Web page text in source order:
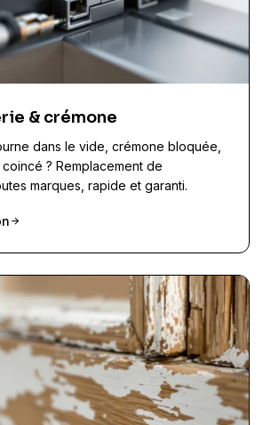
& crémone
dans le vide, crémone bloquée,
? Remplacement de
marques, rapide et garanti.